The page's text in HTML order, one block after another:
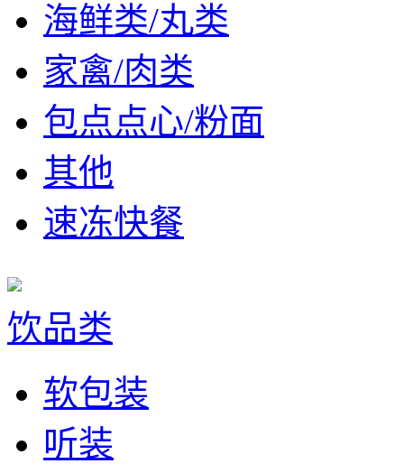
海鲜类/丸类
家禽/肉类
包点点心/粉面
其他
速冻快餐
饮品类
软包装
听装